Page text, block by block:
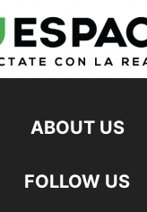
ABOUT US
FOLLOW US